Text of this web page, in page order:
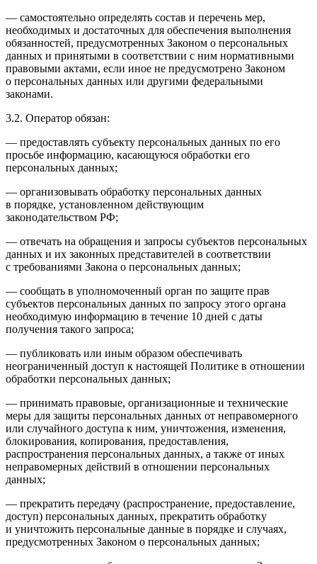
— самостоятельно определять состав и перечень мер,
необходимых и достаточных для обеспечения выполнения
обязанностей, предусмотренных Законом о персональных
данных и принятыми в соответствии с ним нормативными
правовыми актами, если иное не предусмотрено Законом
о персональных данных или другими федеральными
законами.
3.2. Оператор обязан:
— предоставлять субъекту персональных данных по его
просьбе информацию, касающуюся обработки его
персональных данных;
— организовывать обработку персональных данных
в порядке, установленном действующим
законодательством РФ;
— отвечать на обращения и запросы субъектов персональных
данных и их законных представителей в соответствии
с требованиями Закона о персональных данных;
— сообщать в уполномоченный орган по защите прав
субъектов персональных данных по запросу этого органа
необходимую информацию в течение 10 дней с даты
получения такого запроса;
— публиковать или иным образом обеспечивать
неограниченный доступ к настоящей Политике в отношении
обработки персональных данных;
— принимать правовые, организационные и технические
меры для защиты персональных данных от неправомерного
или случайного доступа к ним, уничтожения, изменения,
блокирования, копирования, предоставления,
распространения персональных данных, а также от иных
неправомерных действий в отношении персональных
данных;
— прекратить передачу (распространение, предоставление,
доступ) персональных данных, прекратить обработку
и уничтожить персональные данные в порядке и случаях,
предусмотренных Законом о персональных данных;